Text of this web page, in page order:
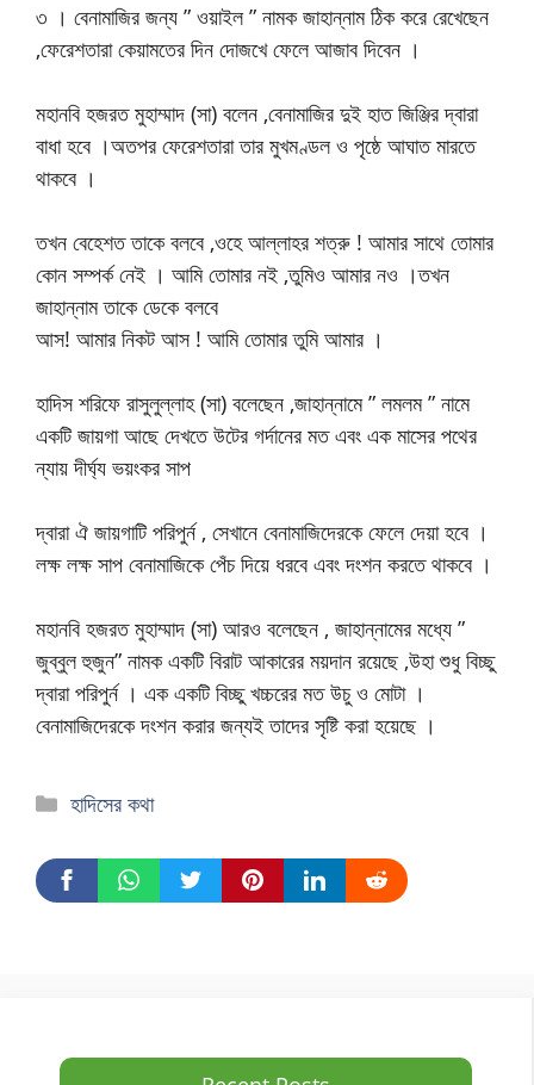
৩ । বেনামাজির জন্য ” ওয়াইল ” নামক জাহান্নাম ঠিক করে রেখেছেন
,ফেরেশতারা কেয়ামতের দিন দোজখে ফেলে আজাব দিবেন ।
মহানবি হজরত মুহাম্মাদ (সা) বলেন ,বেনামাজির দুই হাত জিঞ্জির দ্বারা
বাধা হবে ।অতপর ফেরেশতারা তার মুখমণ্ডল ও পৃষ্ঠে আঘাত মারতে
থাকবে ।
তখন বেহেশত তাকে বলবে ,ওহে আল্লাহর শত্রু ! আমার সাথে তোমার
কোন সম্পর্ক নেই । আমি তোমার নই ,তুমিও আমার নও ।তখন
জাহান্নাম তাকে ডেকে বলবে
আস! আমার নিকট আস ! আমি তোমার তুমি আমার ।
হাদিস শরিফে রাসুলুল্লাহ (সা) বলেছেন ,জাহান্নামে ” লমলম ” নামে
একটি জায়গা আছে দেখতে উটের গর্দানের মত এবং এক মাসের পথের
ন্যায় দীর্ঘ্য ভয়ংকর সাপ
দ্বারা ঐ জায়গাটি পরিপুর্ন , সেখানে বেনামাজিদেরকে ফেলে দেয়া হবে ।
লক্ষ লক্ষ সাপ বেনামাজিকে পেঁচ দিয়ে ধরবে এবং দংশন করতে থাকবে ।
মহানবি হজরত মুহাম্মাদ (সা) আরও বলেছেন , জাহান্নামের মধ্যে ”
জুব্বুল হুজুন” নামক একটি বিরাট আকারের ময়দান রয়েছে ,উহা শুধু বিচ্ছু
দ্বারা পরিপুর্ন । এক একটি বিচ্ছু খচ্চরের মত উচু ও মোটা ।
বেনামাজিদেরকে দংশন করার জন্যই তাদের সৃষ্টি করা হয়েছে ।
হাদিসের কথা